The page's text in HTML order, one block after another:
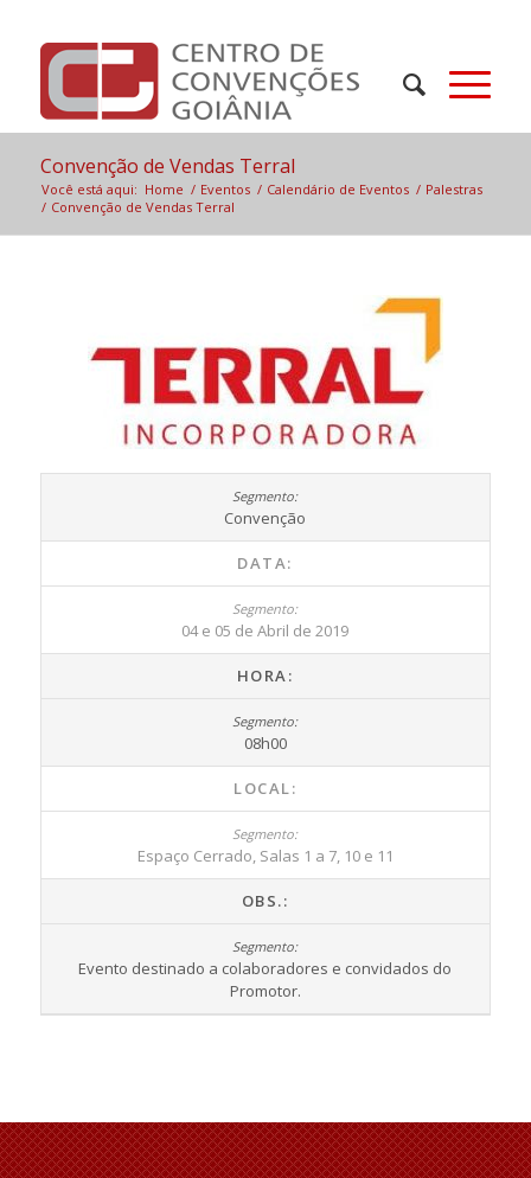
Convenção de Vendas Terral
Você está aqui: Home / Eventos / Calendário de Eventos / Palestras
/ Convenção de Vendas Terral
Convenção
DATA:
04 e 05 de Abril de 2019
HORA:
08h00
LOCAL:
Espaço Cerrado, Salas 1 a 7, 10 e 11
OBS.:
Evento destinado a colaboradores e convidados do
Promotor.